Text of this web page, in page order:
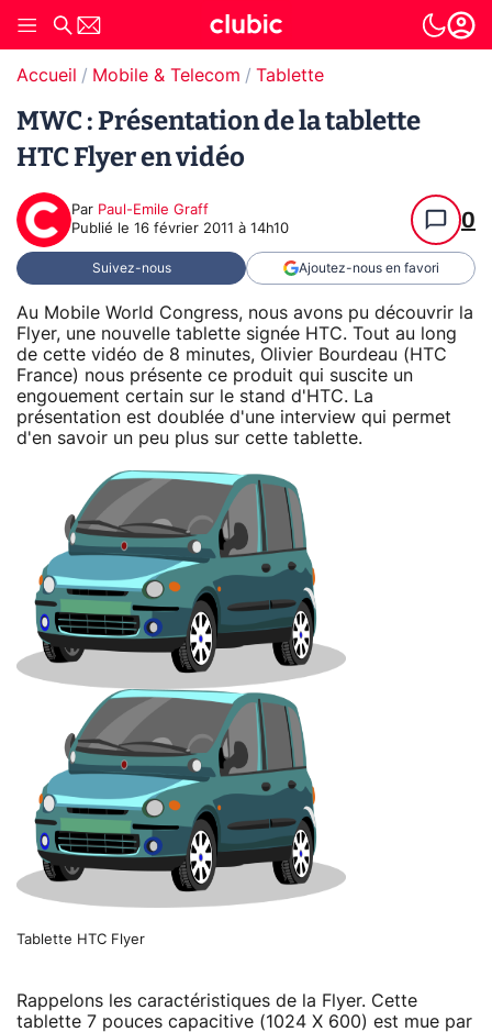
Accueil Mobile & Telecom Tablette
MWC : Présentation de la tablette
HTC Flyer en vidéo
Par Paul-Emile Graff
Publié le 16 février 2011 à 14h10 0
Suivez-nous Ajoutez-nous en favori
Au Mobile World Congress, nous avons pu découvrir la
Flyer, une nouvelle tablette signée HTC. Tout au long
de cette vidéo de 8 minutes, Olivier Bourdeau (HTC
France) nous présente ce produit qui suscite un
engouement certain sur le stand d'HTC. La
présentation est doublée d'une interview qui permet
d'en savoir un peu plus sur cette tablette.
Tablette HTC Flyer
Rappelons les caractéristiques de la Flyer. Cette
tablette 7 pouces capacitive (1024 X 600) est mue par